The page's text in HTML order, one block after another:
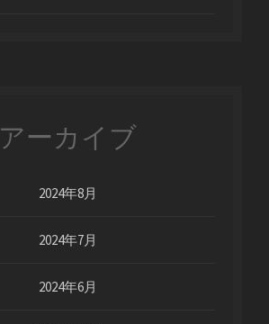
アーカイブ
2024年8月
2024年7月
2024年6月